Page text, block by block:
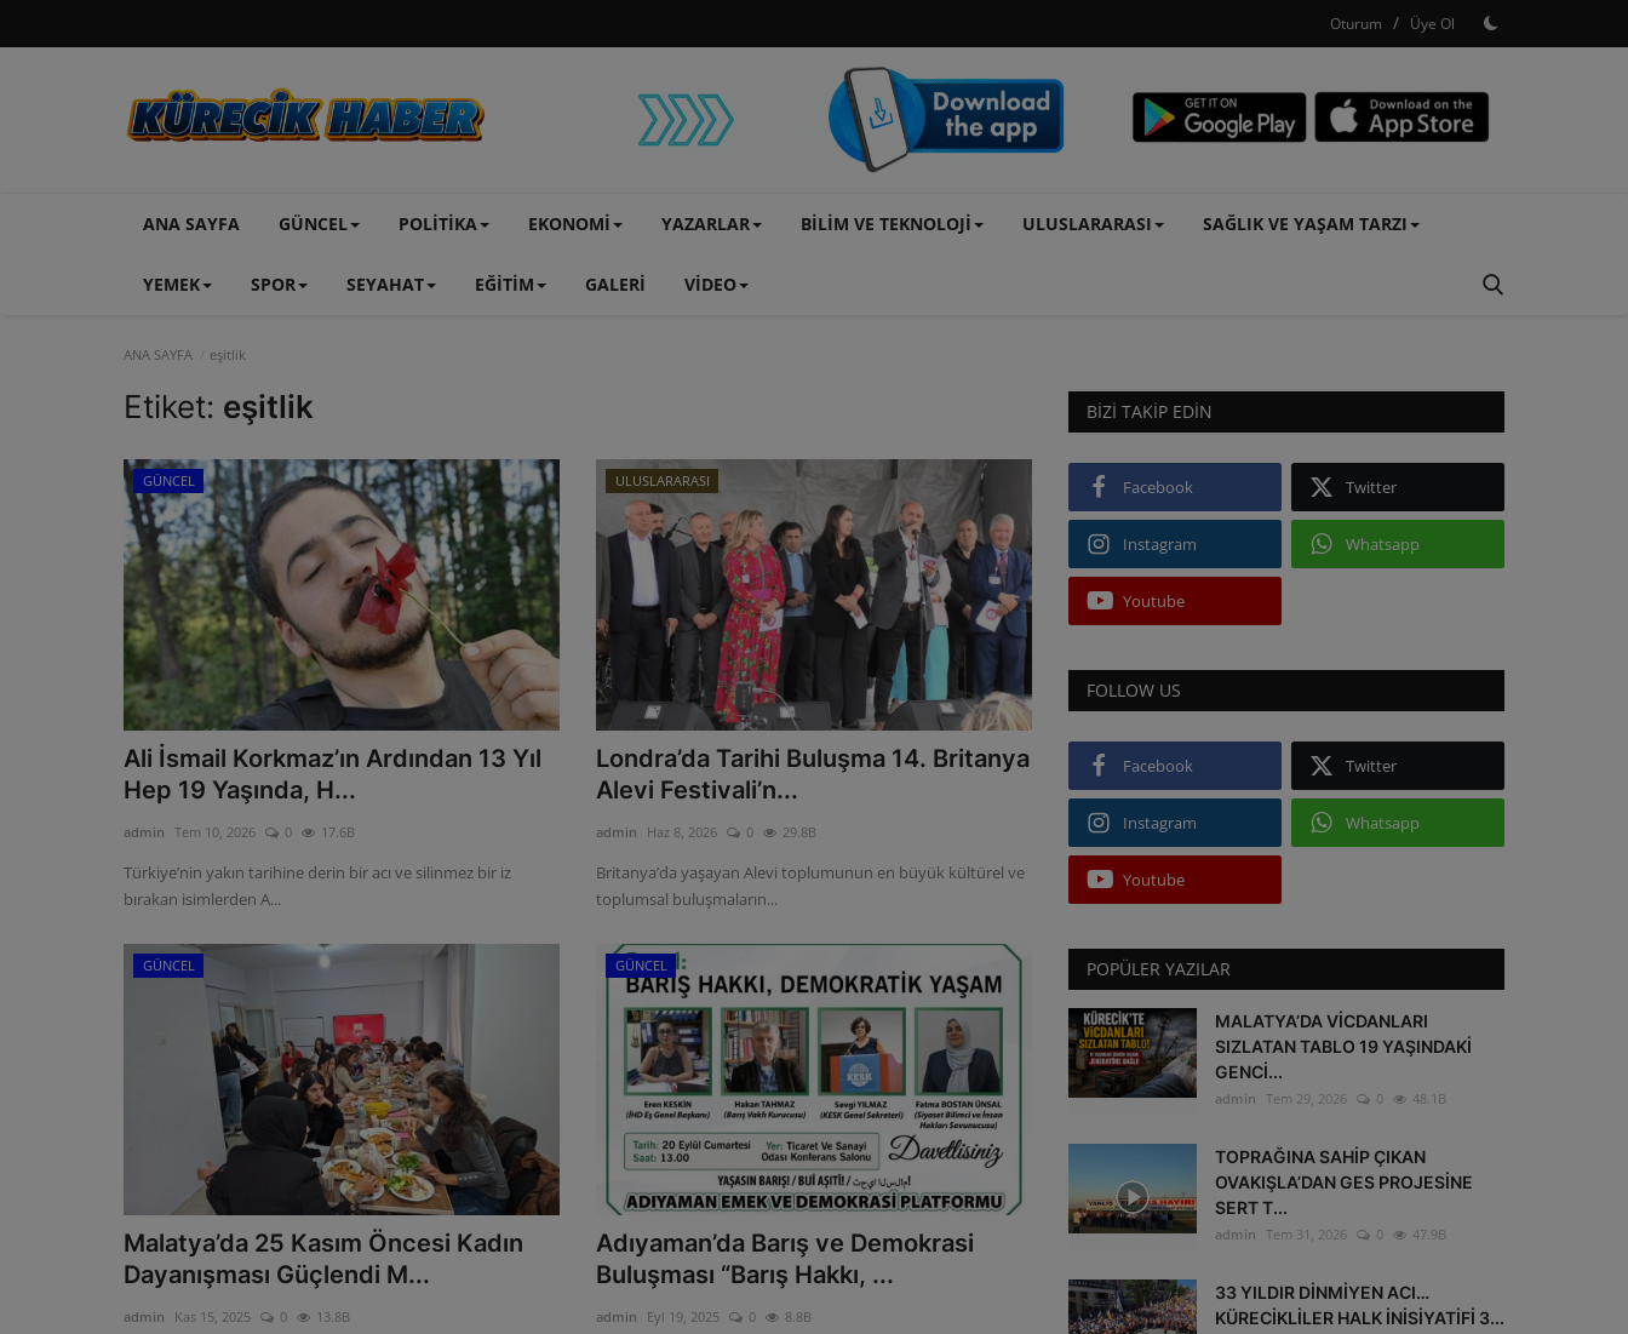
Oturum / Üye Ol
ANA SAYFA GÜNCEL POLİTİKA EKONOMİ YAZARLAR BİLİM VE TEKNOLOJİ ULUSLARARASI SAĞLIK VE YAŞAM TARZI
YEMEK SPOR SEYAHAT EĞİTİM GALERİ VİDEO
ANA SAYFA eşitlik
Etiket: eşitlik
GÜNCEL
Ali İsmail Korkmaz’ın Ardından 13 Yıl
Hep 19 Yaşında, H...
admin Tem 10, 2026 0 17.6B
Türkiye’nin yakın tarihine derin bir acı ve silinmez bir iz
bırakan isimlerden A...
ULUSLARARASI
Londra’da Tarihi Buluşma 14. Britanya
Alevi Festivali’n...
admin Haz 8, 2026 0 29.8B
Britanya’da yaşayan Alevi toplumunun en büyük kültürel ve
toplumsal buluşmaların...
GÜNCEL
Malatya’da 25 Kasım Öncesi Kadın
Dayanışması Güçlendi M...
admin Kas 15, 2025 0 13.8B
GÜNCEL
Adıyaman’da Barış ve Demokrasi
Buluşması “Barış Hakkı, ...
admin Eyl 19, 2025 0 8.8B
BIZI TAKIP EDIN
Facebook Twitter
Instagram Whatsapp
Youtube
FOLLOW US
Facebook Twitter
Instagram Whatsapp
Youtube
POPÜLER YAZILAR
MALATYA’DA VİCDANLARI
SIZLATAN TABLO 19 YAŞINDAKİ
GENCİ...
admin Tem 29, 2026 0 48.1B
TOPRAĞINA SAHİP ÇIKAN
OVAKIŞLA’DAN GES PROJESİNE
SERT T...
admin Tem 31, 2026 0 47.9B
33 YILDIR DİNMİYEN ACI…
KÜRECİKLİLER HALK İNİSİYATİFİ 3...